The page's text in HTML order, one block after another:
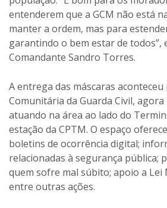
entenderem que a GCM não está
manter a ordem, mas para
garantindo o bem estar de todos”,
Comandante Sandro Torres.
A entrega das máscaras
Comunitária da Guarda Civil,
atuando na área ao lado do
estação da CPTM. O espaço
boletins de ocorrência digital;
relacionadas à segurança pública;
quem sofre mal súbito; apoio a Lei
entre outras ações.